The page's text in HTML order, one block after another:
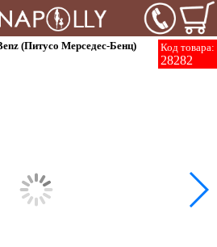
Код товара:
28282
(Питусо Мерседес-Бенц)